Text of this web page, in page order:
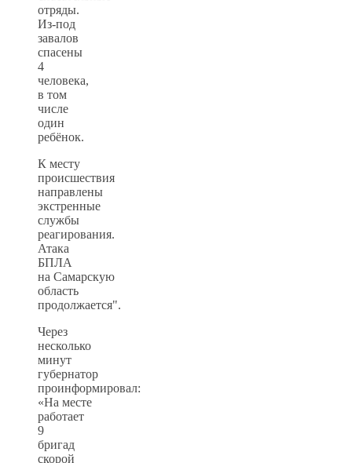
отряды.
Из-под
завалов
спасены
4
человека,
в том
числе
один
ребёнок.
К месту
происшествия
направлены
экстренные
службы
реагирования.
Атака
БПЛА
на Самарскую
область
продолжается".
Через
несколько
минут
губернатор
проинформировал:
«На месте
работает
9
бригад
скорой